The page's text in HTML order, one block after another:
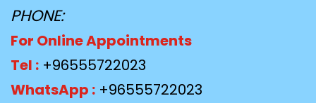
PHONE:
For Online Appointments
Tel : +96555722023
WhatsApp : +96555722023